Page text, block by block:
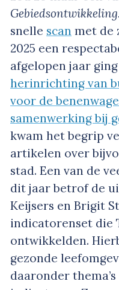
snelle scan met de
2025 een
afgelopen jaar
herinrichting van
voor de
samenwerking bij
kwam het begrip
artikelen over
stad. Een van de
dit jaar betrof de
Keijsers en Brigit
indicatorenset die
ontwikkelden.
gezonde
daaronder